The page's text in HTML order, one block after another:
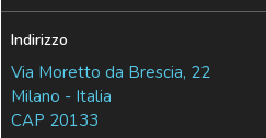
Indirizzo
Via Moretto da Brescia, 22
Milano - Italia
CAP 20133